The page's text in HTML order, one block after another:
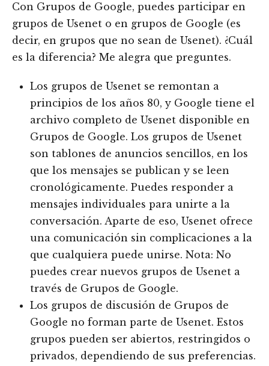
Con Grupos de Google, puedes participar en
grupos de Usenet o en grupos de Google (es
decir, en grupos que no sean de Usenet). ¿Cuál
es la diferencia? Me alegra que preguntes.
Los grupos de Usenet se remontan a
principios de los años 80, y Google tiene el
archivo completo de Usenet disponible en
Grupos de Google. Los grupos de Usenet
son tablones de anuncios sencillos, en los
que los mensajes se publican y se leen
cronológicamente. Puedes responder a
mensajes individuales para unirte a la
conversación. Aparte de eso, Usenet ofrece
una comunicación sin complicaciones a la
que cualquiera puede unirse. Nota: No
puedes crear nuevos grupos de Usenet a
través de Grupos de Google.
Los grupos de discusión de Grupos de
Google no forman parte de Usenet. Estos
grupos pueden ser abiertos, restringidos o
privados, dependiendo de sus preferencias.